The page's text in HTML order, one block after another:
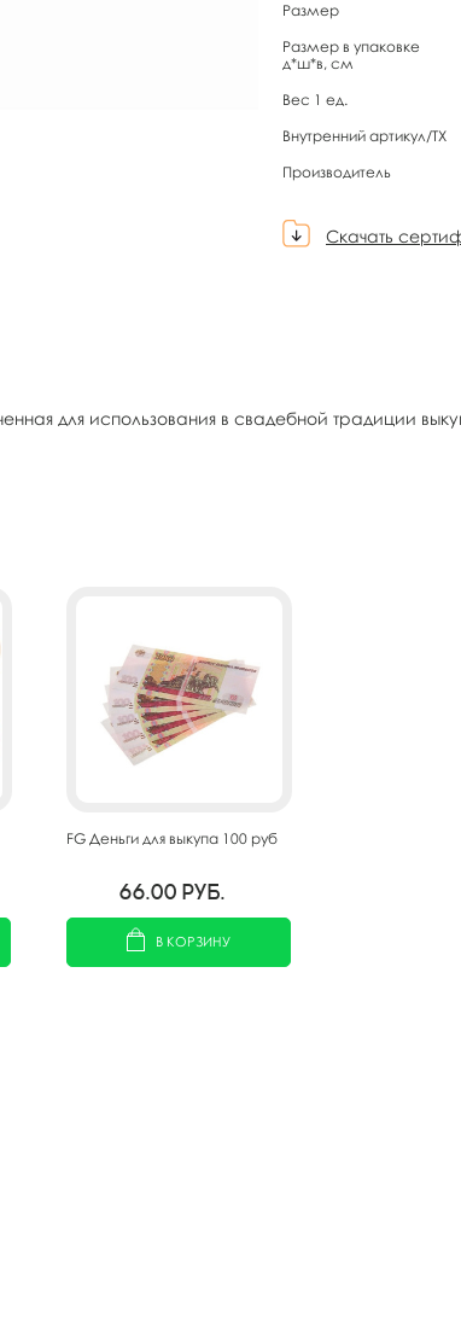
Размер
Размер в упаковке
д*ш*в, см
Вес 1 ед.
Внутренний артикул/TX
Производитель
Скачать
для использования в свадебной традиции
FG Деньги для выкупа 100 руб
66.00 руб.
В КОРЗИНУ